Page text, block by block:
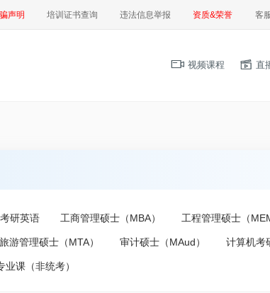
声明 培训证书查询 违法信息举报 资质&荣誉 客
视频课程 直
考研英语 工商管理硕士（MBA） 工程管理硕士（
旅游管理硕士（MTA） 审计硕士（MAud） 计算机考
业课（非统考）